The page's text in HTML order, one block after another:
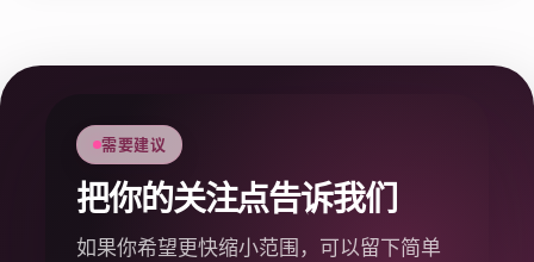
需要建议
把你的关注点告诉我们
如果你希望更快缩小范围，可以留下简单